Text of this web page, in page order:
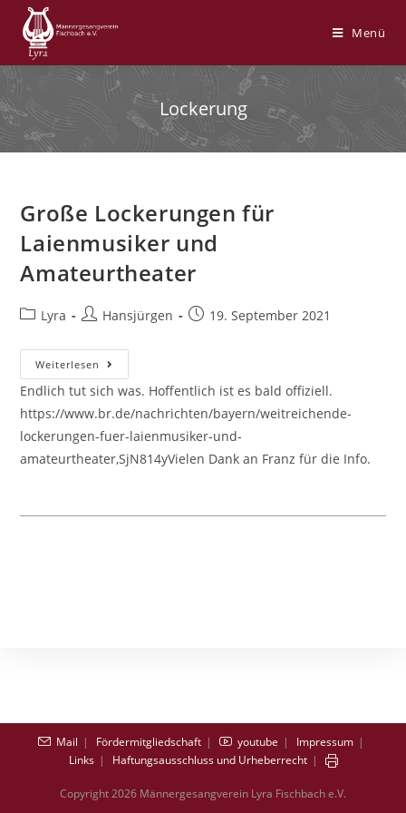
Inhalt
springen
Menü
Lockerung
Große Lockerungen für
Laienmusiker und
Amateurtheater
Beitrags-
Lyra
Beitrags-
Hansjürgen
Beitrag19. September 2021
Weiterlesen Große
Lockerungen
Für
Und
Amateurtheater
Endlich tut sich was. Hoffentlich ist es bald offiziell.
https://www.br.de/nachrichten/bayern/weitreichende-
lockerungen-fuer-laienmusiker-und-
amateurtheater,SjN814yVielen Dank an Franz für die Info.
Mail Fördermitgliedschaft youtube
Impressum
Links
Haftungsausschluss und Urheberrecht
Copyright 2026 Männergesangverein Lyra Fischbach e.V.